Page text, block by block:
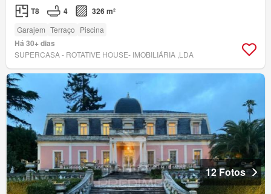
T8 4 326 m²
Garajem Terraço Piscina
Há 30+ dias
SUPERCASA - ROTATIVE HOUSE- IMOBILIÁRIA ,LDA
12 Fotos